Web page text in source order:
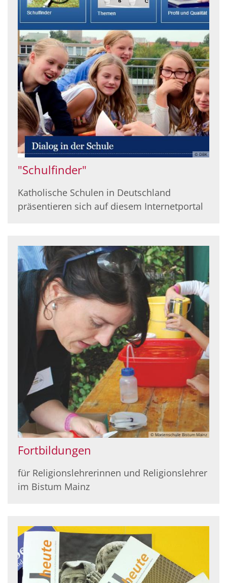
© DBK
"Schulfinder"
Katholische Schulen in Deutschland
präsentieren sich auf diesem Internetportal
© Marienschule Bistum Mainz
Fortbildungen
für Religionslehrerinnen und Religionslehrer
im Bistum Mainz